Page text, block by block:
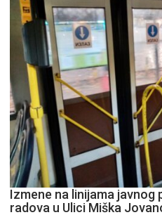
Izmene na linijama
radova u Ulici Miška